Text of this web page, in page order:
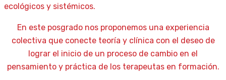
ecológicos y sistémicos.
En este posgrado nos proponemos una experiencia
colectiva que conecte teoría y clínica con el deseo de
lograr el inicio de un proceso de cambio en el
pensamiento y práctica de los terapeutas en formación.